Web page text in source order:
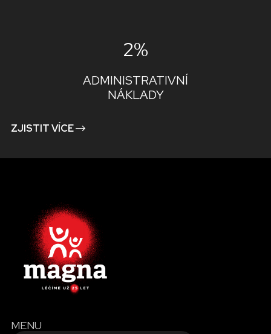
2%
ADMINISTRATIVNÍ
NÁKLADY
ZJISTIT VÍCE
MENU